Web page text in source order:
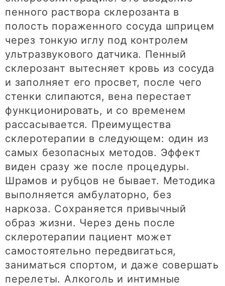
пенного раствора склерозанта в
полость пораженного сосуда шприцем
через тонкую иглу под контролем
ультразвукового датчика. Пенный
склерозант вытесняет кровь из сосуда
и заполняет его просвет, после чего
стенки слипаются, вена перестает
функционировать, и со временем
рассасывается. Преимущества
склеротерапии в следующем: один из
самых безопасных методов. Эффект
виден сразу же после процедуры.
Шрамов и рубцов не бывает. Методика
выполняется амбулаторно, без
наркоза. Сохраняется привычный
образ жизни. Через день после
склеротерапии пациент может
самостоятельно передвигаться,
заниматься спортом, и даже совершать
перелеты. Алкоголь и интимные